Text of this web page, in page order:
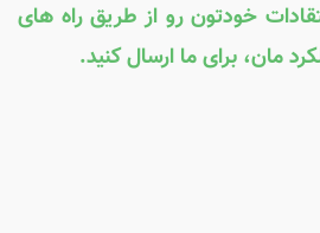
خودتون رو از طریق راه های
مان، برای ما ارسال کنید.